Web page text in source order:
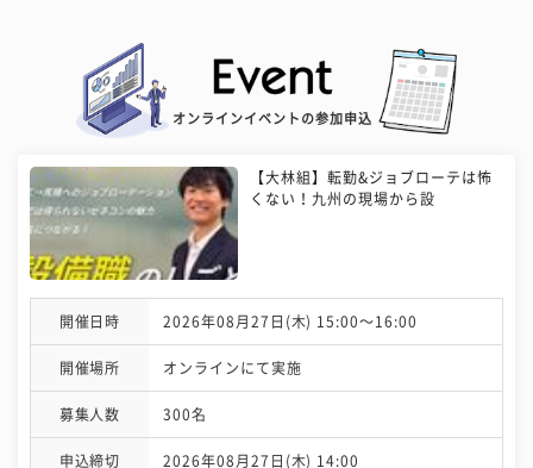
オンラインイベントの参加申込
【大林組】転勤&ジョブローテは怖
くない！九州の現場から設
開催日時 2026年08月27日(木) 15:00〜16:00
開催場所 オンラインにて実施
募集人数 300名
申込締切 2026年08月27日(木) 14:00